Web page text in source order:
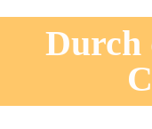
Durch